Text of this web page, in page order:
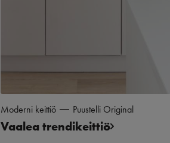
Moderni keittiö Puustelli Original
Vaalea trendikeittiö